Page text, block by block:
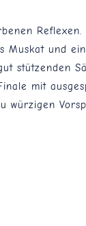
Muskat und
stützenden
mit